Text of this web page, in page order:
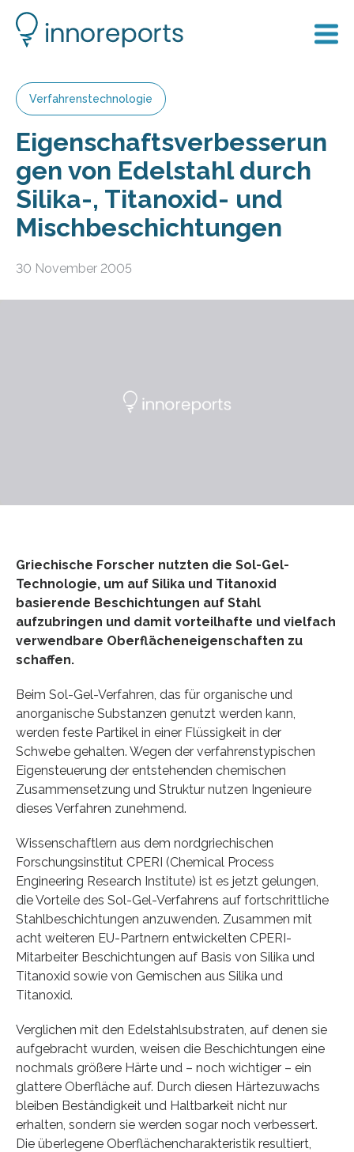
Verfahrenstechnologie
Eigenschaftsverbesserun
gen von Edelstahl durch
Silika-, Titanoxid- und
Mischbeschichtungen
30 November 2005
Griechische Forscher nutzten die Sol-Gel-
Technologie, um auf Silika und Titanoxid
basierende Beschichtungen auf Stahl
aufzubringen und damit vorteilhafte und vielfach
verwendbare Oberflächeneigenschaften zu
schaffen.
Beim Sol-Gel-Verfahren, das für organische und
anorganische Substanzen genutzt werden kann,
werden feste Partikel in einer Flüssigkeit in der
Schwebe gehalten. Wegen der verfahrenstypischen
Eigensteuerung der entstehenden chemischen
Zusammensetzung und Struktur nutzen Ingenieure
dieses Verfahren zunehmend.
Wissenschaftlern aus dem nordgriechischen
Forschungsinstitut CPERI (Chemical Process
Engineering Research Institute) ist es jetzt gelungen,
die Vorteile des Sol-Gel-Verfahrens auf fortschrittliche
Stahlbeschichtungen anzuwenden. Zusammen mit
acht weiteren EU-Partnern entwickelten CPERI-
Mitarbeiter Beschichtungen auf Basis von Silika und
Titanoxid sowie von Gemischen aus Silika und
Titanoxid.
Verglichen mit den Edelstahlsubstraten, auf denen sie
aufgebracht wurden, weisen die Beschichtungen eine
nochmals größere Härte und – noch wichtiger – ein
glattere Oberfläche auf. Durch diesen Härtezuwachs
bleiben Beständigkeit und Haltbarkeit nicht nur
erhalten, sondern sie werden sogar noch verbessert.
Die überlegene Oberflächencharakteristik resultiert,